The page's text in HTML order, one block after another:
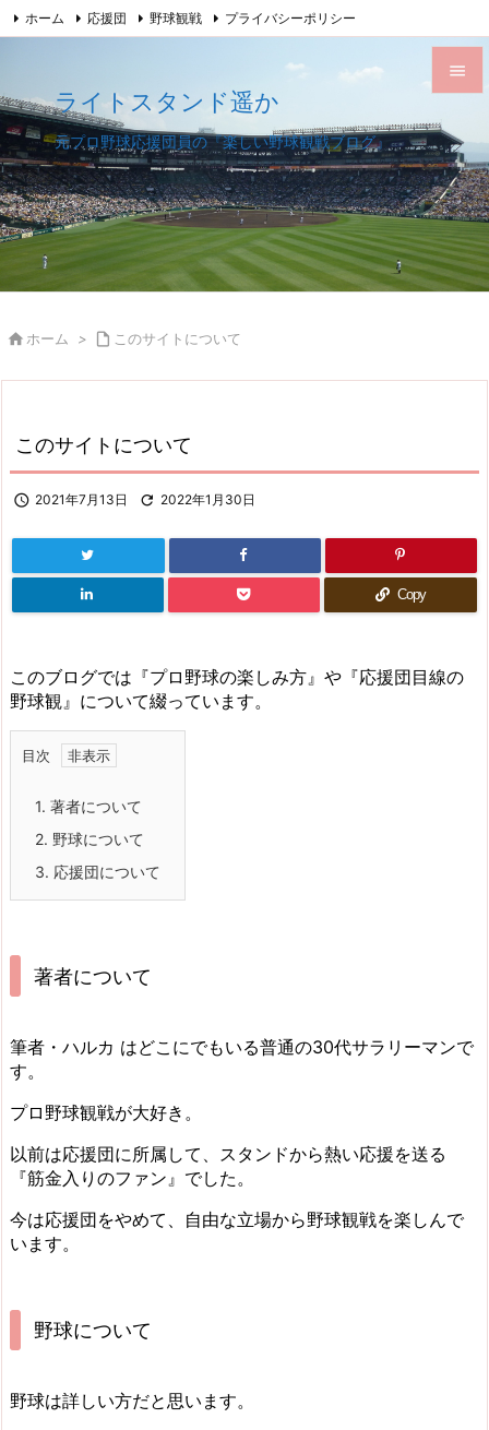
ライトスタンド遥か
元プロ野球応援団員の『楽しい野球観戦ブログ』

メニュ

サイド

前へ

ホーム 応援団 野球観戦 プライバシーポリシー
ホーム >  このサイトについて
このサイトについて
 2021年7月13日  2022年1月30日
Copy
このブログでは『プロ野球の楽しみ方』や『応援団目線の
野球観』について綴っています。
目次
1. 著者について
2. 野球について
3. 応援団について
著者について
筆者・ハルカ はどこにでもいる普通の30代サラリーマンで
す。
プロ野球観戦が大好き。
以前は応援団に所属して、スタンドから熱い応援を送る
『筋金入りのファン』でした。
今は応援団をやめて、自由な立場から野球観戦を楽しんで
います。
野球について
野球は詳しい方だと思います。